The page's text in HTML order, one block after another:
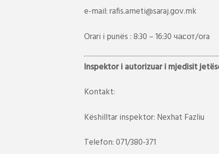
e-mail: rafis.ameti@saraj.gov.mk
Orari i punës : 8:30 – 16:30 часот/ora
Inspektor i autorizuar i mjedisit
Kontakt:
Këshilltar inspektor: Nexhat Fazliu
Telefon: 071/380-371